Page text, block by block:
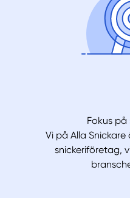
Fokus
Vi på Alla
snickeriföretag,